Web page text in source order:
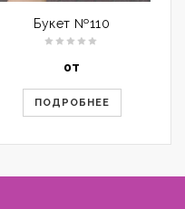
Букет №110
от
ПОДРОБНЕЕ